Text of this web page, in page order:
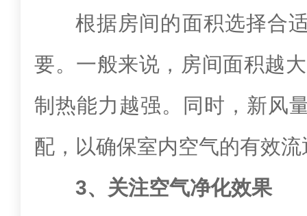
根据房间的面积选择合
要。一般来说，房间面积越
制热能力越强。同时，新风
配，以确保室内空气的有效
3、关注空气净化效果